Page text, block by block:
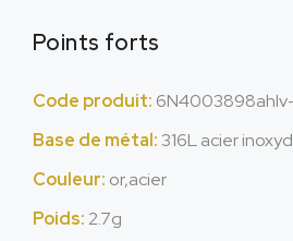
Points forts
Code produit:
Base de métal: 316L acier
Couleur: or,acier
Poids: 2.7g